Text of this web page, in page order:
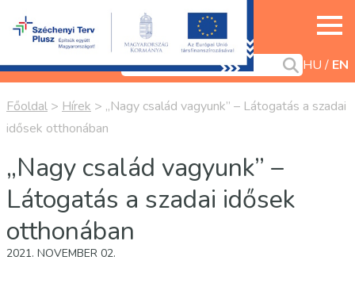
HU EN
Főoldal > Hírek > „Nagy család vagyunk” – Látogatás a szadai
idősek otthonában
„Nagy család vagyunk” –
Látogatás a szadai idősek
otthonában
2021. NOVEMBER 02.